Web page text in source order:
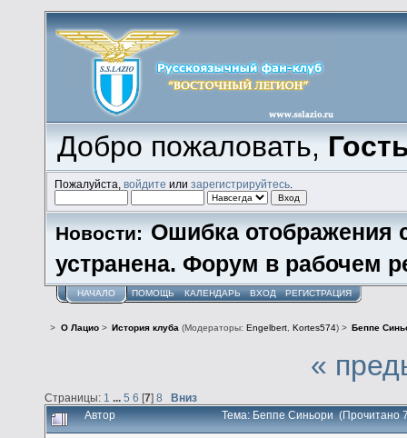
Добро пожаловать,
Пожалуйста,войдите илизарегистрируйтесь
Новости: Ошибка отображения
устранена. Форум в рабочем
НАЧАЛО ПОМОЩЬ КАЛЕНДАРЬ ВХОД РЕГИСТРАЦИЯ
> О Лацио> История клуба (Модераторы: Engelbert, Kortes574) > Беппе
«
Страницы: 1 5 6 [7] 8 Вниз
Автор Тема: Беппе Синьори (Прочитано